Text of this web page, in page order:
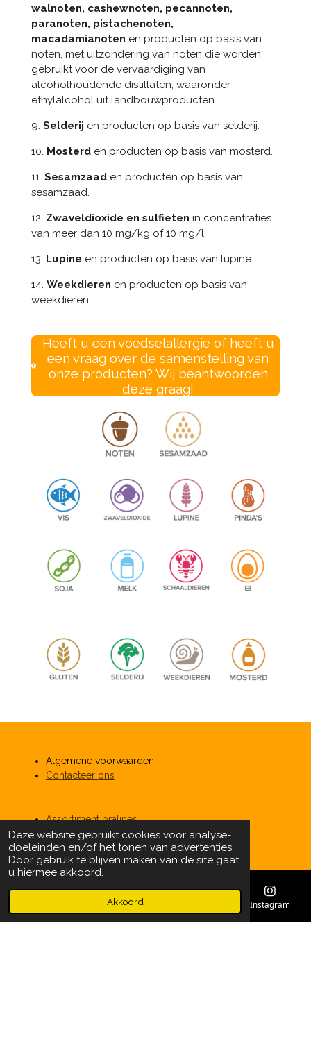
Deze website gebruikt cookies voor analyse-
doeleinden en/of het tonen van advertenties.
Door gebruik te blijven maken van de site gaat
u hiermee akkoord.
Akkoord
walnoten, cashewnoten, pecannoten,
paranoten, pistachenoten,
macadamianoten en producten op basis van
noten, met uitzondering van noten die worden
gebruikt voor de vervaardiging van
alcoholhoudende distillaten, waaronder
ethylalcohol uit landbouwproducten.
9. Selderij en producten op basis van selderij.
10. Mosterd en producten op basis van mosterd.
11. Sesamzaad en producten op basis van
sesamzaad.
12. Zwaveldioxide en sulfieten in concentraties
van meer dan 10 mg/kg of 10 mg/l.
13. Lupine en producten op basis van lupine.
14. Weekdieren en producten op basis van
weekdieren.
Heeft u een voedselallergie of heeft u
een vraag over de samenstelling van
onze producten? Wij beantwoorden
deze graag!
Algemene voorwaarden
Contacteer ons
Assortiment pralines
Onze partners
Privacy beleid
Online shop 24/24u
Telefoonnummer Instagram